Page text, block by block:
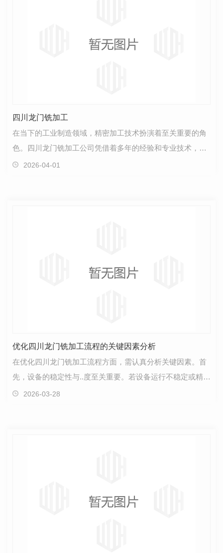
四川龙门铣加工
在当下的工业制造领域，精密加工技术扮演着至关重要的角
色。四川龙门铣加工公司凭借着多年的经验和专业技术，在
铣削加工领域取得了令人瞩目的成就。作为一家致力于…
2026-04-01
优化四川龙门铣加工流程的关键因素分析
在优化四川龙门铣加工流程方面，需认真分析关键因素。首
先，设备的稳定性与..度至关重要。若设备运行不稳定或精度
有差异，将直接影响产品质量。其次，操作人员的技…
2026-03-28